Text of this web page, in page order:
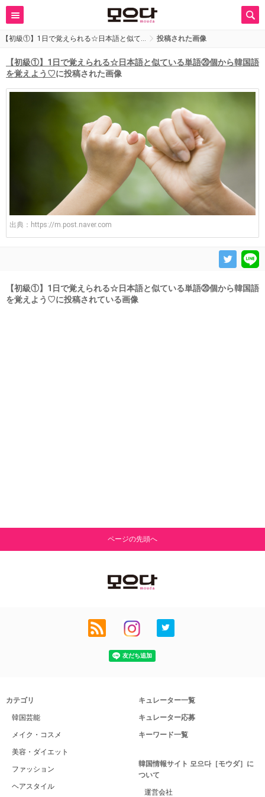
【初級①】1日で覚えられる☆日本語と似て… 投稿された画像
【初級①】1日で覚えられる☆日本語と似ている単語⑳個から韓国語
を覚えよう♡に投稿された画像
出典： https://m.post.naver.com
【初級①】1日で覚えられる☆日本語と似ている単語⑳個から韓国語
を覚えよう♡に投稿されている画像
ページの先頭へ
カテゴリ
韓国芸能
メイク・コスメ
美容・ダイエット
ファッション
ヘアスタイル
キュレーター一覧
キュレーター応募
キーワード一覧
韓国情報サイト 모으다［モウダ］に
ついて
運営会社